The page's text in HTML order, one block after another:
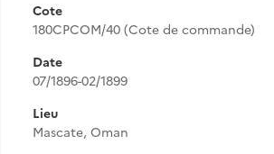
Cote
180CPCOM/40 (Cote de commande)
Date
07/1896-02/1899
Lieu
Mascate, Oman